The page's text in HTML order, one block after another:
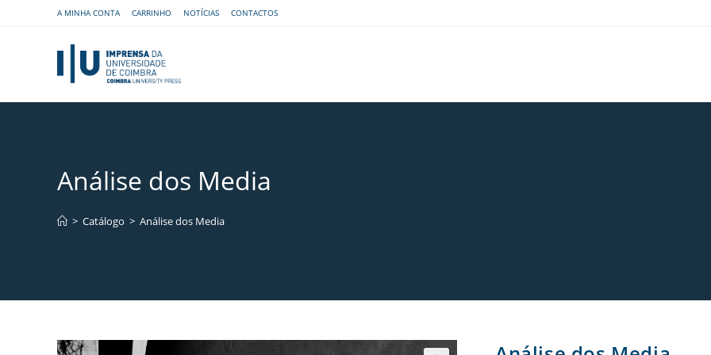
A MINHA CONTA CARRINHO NOTÍCIAS CONTACTOS
Análise dos Media
> Catálogo > Análise dos Media